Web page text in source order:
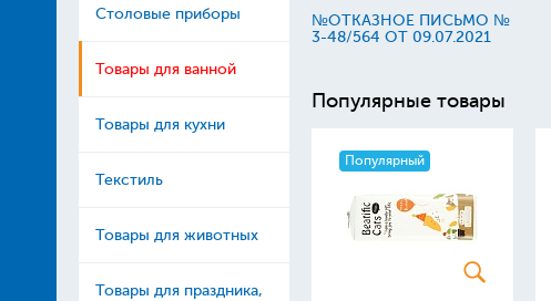
Столовые приборы
Товары для ванной
Товары для кухни
Текстиль
Товары для животных
Товары для праздника,
№ОТКАЗНОЕ ПИСЬМО №
3-48/564 ОТ 09.07.2021
Популярные товары
Популярный